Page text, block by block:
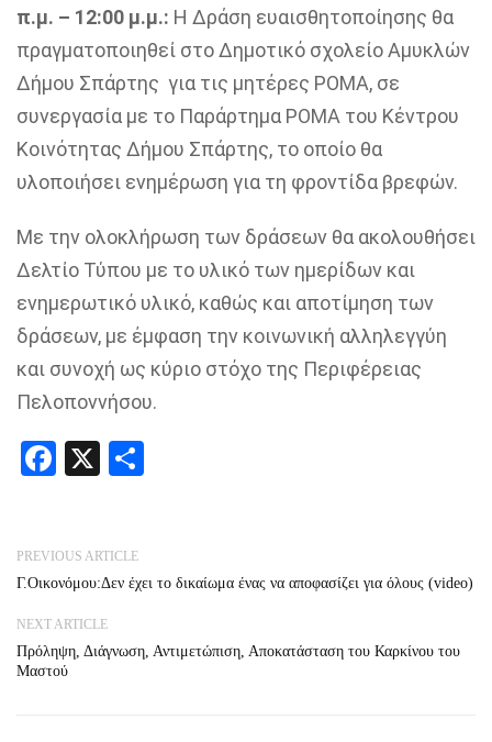
π.μ. – 12:00 μ.μ.: Η Δράση ευαισθητοποίησης θα
πραγματοποιηθεί στο Δημοτικό σχολείο Αμυκλών
Δήμου Σπάρτης για τις μητέρες ΡΟΜΑ, σε
συνεργασία με το Παράρτημα ΡΟΜΑ του Κέντρου
Κοινότητας Δήμου Σπάρτης, το οποίο θα
υλοποιήσει ενημέρωση για τη φροντίδα βρεφών.
Με την ολοκλήρωση των δράσεων θα ακολουθήσει
Δελτίο Τύπου με το υλικό των ημερίδων και
ενημερωτικό υλικό, καθώς και αποτίμηση των
δράσεων, με έμφαση την κοινωνική αλληλεγγύη
και συνοχή ως κύριο στόχο της Περιφέρειας
Πελοποννήσου.
Facebook
X
PREVIOUS ARTICLE
Γ.Οικονόμου:Δεν έχει το δικαίωμα ένας να αποφασίζει για όλους (video)
NEXT ARTICLE
Πρόληψη, Διάγνωση, Αντιμετώπιση, Αποκατάσταση του Καρκίνου του
Μαστού